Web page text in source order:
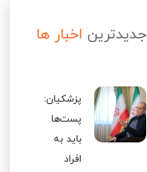
جدیدترین اخبار ها
پزشکیان:
پست‌ها
باید به
افراد